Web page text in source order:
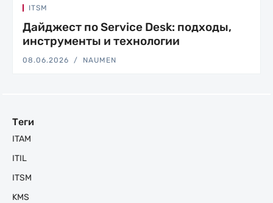
ITSM
Дайджест по Service Desk: подходы,
инструменты и технологии
08.06.2026 NAUMEN
Теги
ITAM
ITIL
ITSM
KMS